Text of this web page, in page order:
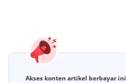
Akses konten artikel berbayar ini